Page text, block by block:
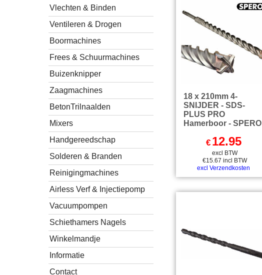
Vlechten & Binden
Ventileren & Drogen
Boormachines
Frees & Schuurmachines
Buizenknipper
Zaagmachines
BetonTrilnaalden
Mixers
Handgereedschap
Solderen & Branden
Reinigingmachines
Airless Verf & Injectiepomp
Vacuumpompen
Schiethamers Nagels
Winkelmandje
Informatie
Contact
18 x 210mm 4-
SNIJDER - SDS-
PLUS PRO
Hamerboor - SPERO
€ 12.95
excl BTW
€15.67 incl BTW
excl Verzendkosten